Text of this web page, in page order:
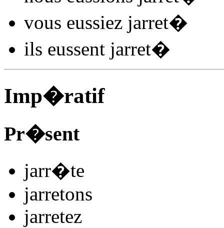
vous eussiez jarret�
ils eussent jarret�
Imp�ratif
Pr�sent
jarr�te
jarretons
jarretez